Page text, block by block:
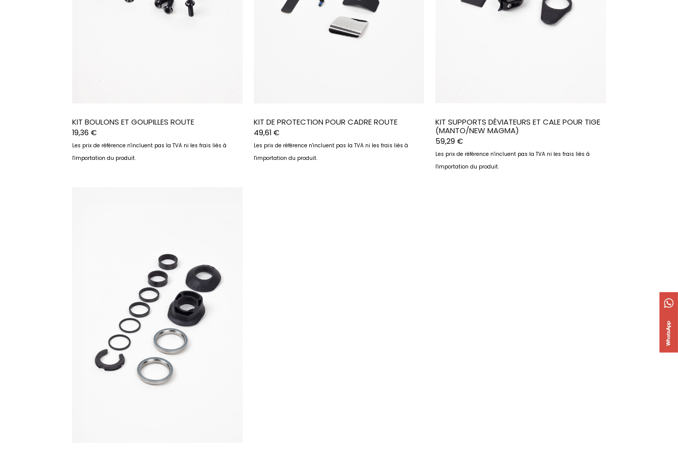
KIT BOULONS ET GOUPILLES ROUTE
19,36 €
Les prix de référence n'incluent pas la TVA ni les frais liés à
l'importation du produit.
KIT DE PROTECTION POUR CADRE ROUTE
49,61 €
Les prix de référence n'incluent pas la TVA ni les frais liés à
l'importation du produit.
KIT SUPPORTS DÉVIATEURS ET CALE POUR TIGE
(MANTO/NEW MAGMA)
59,29 €
Les prix de référence n'incluent pas la TVA ni les frais liés à
l'importation du produit.